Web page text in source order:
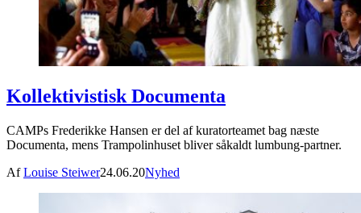
Kollektivistisk Documenta
CAMPs Frederikke Hansen er del af kuratorteamet bag næste
Documenta, mens Trampolinhuset bliver såkaldt lumbung-partner.
AfLouise Steiwer24.06.20Nyhed